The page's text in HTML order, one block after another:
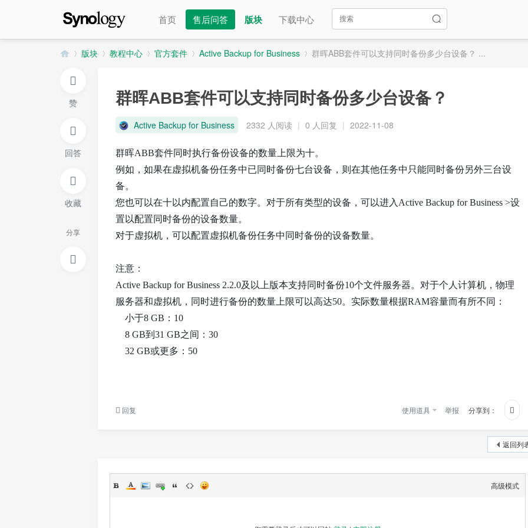
首页 售后问答 版块 下载中心
»
版块 教程中心
›
官方套件
›
Active Backup for Business
›
群晖ABB套件可以支持同时备份多少台设备？ ...
赞
回答
收藏
分享
群晖ABB套件可以支持同时备份多少台设备？
Active Backup for Business 2332 人阅读 | 0 人回复 | 2022-11-08
群晖ABB套件同时执行备份设备的数量上限为十。
例如，如果在虚拟机备份任务中已同时备份七台设备，则在其他任务中只能同时备份另外三台设
备。
您也可以在十以内配置自己的数字。对于所有类型的设备，可以进入Active Backup for Business >设
置以配置同时备份的设备数量。
对于虚拟机，可以配置虚拟机备份任务中同时备份的设备数量。
注意：
Active Backup for Business 2.2.0及以上版本支持同时备份10个文件服务器。对于个人计算机，物理
服务器和虚拟机，同时进行备份的数量上限可以高达50。实际数量根据RAM容量而有所不同：
小于8 GB：10
8 GB到31 GB之间：30
32 GB或更多：50
分享到：
回复 使用道具 举报
返回列
高级模式